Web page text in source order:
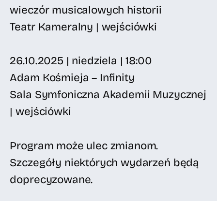
wieczór musicalowych historii
Teatr Kameralny | wejściówki
26.10.2025 | niedziela | 18:00
Adam Kośmieja – Infinity
Sala Symfoniczna Akademii Muzycznej
| wejściówki
Program może ulec zmianom.
Szczegóły niektórych wydarzeń będą
doprecyzowane.